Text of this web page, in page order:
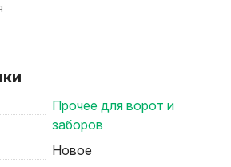
Прочее для ворот и
заборов
Новое